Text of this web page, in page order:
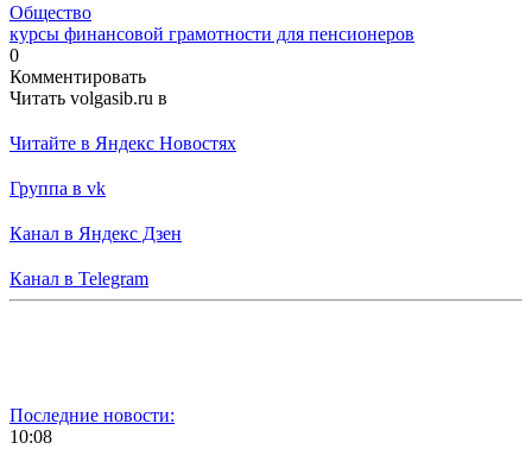
Общество
курсы финансовой грамотности для пенсионеров
0
Комментировать
Читать volgasib.ru в
Читайте в Яндекс Новостях
Группа в vk
Канал в Яндекс Дзен
Канал в Telegram
Последние новости:
10:08